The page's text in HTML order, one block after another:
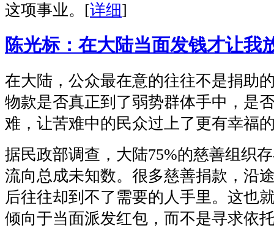
这项事业。 [详细]
陈光标：在大陆当面发钱才让我
在大陆，公众最在意的往往不是捐助
物款是否真正到了弱势群体手中，是
难，让苦难中的民众过上了更有幸福
据民政部调查，大陆75%的慈善组织
流向总成未知数。很多慈善捐款，沿
后往往却到不了需要的人手里。这也
倾向于当面派发红包，而不是寻求依